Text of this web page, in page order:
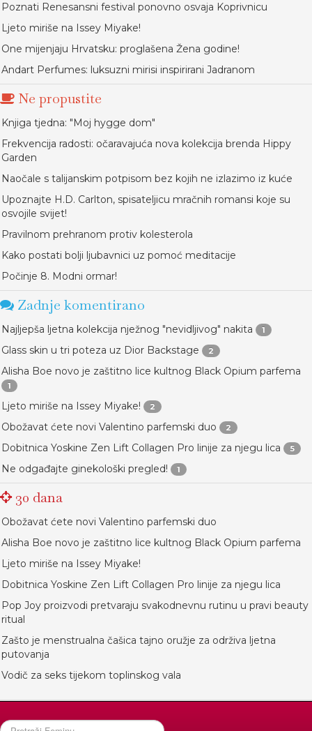
Poznati Renesansni festival ponovno osvaja Koprivnicu
Ljeto miriše na Issey Miyake!
One mijenjaju Hrvatsku: proglašena Žena godine!
Andart Perfumes: luksuzni mirisi inspirirani Jadranom
Ne propustite
Knjiga tjedna: "Moj hygge dom"
Frekvencija radosti: očaravajuća nova kolekcija brenda Hippy
Garden
Naočale s talijanskim potpisom bez kojih ne izlazimo iz kuće
Upoznajte H.D. Carlton, spisateljicu mračnih romansi koje su
osvojile svijet!
Pravilnom prehranom protiv kolesterola
Kako postati bolji ljubavnici uz pomoć meditacije
Počinje 8. Modni ormar!
Zadnje komentirano
Najljepša ljetna kolekcija nježnog "nevidljivog" nakita 1
Glass skin u tri poteza uz Dior Backstage 2
Alisha Boe novo je zaštitno lice kultnog Black Opium parfema
1
Ljeto miriše na Issey Miyake! 2
Obožavat ćete novi Valentino parfemski duo 2
Dobitnica Yoskine Zen Lift Collagen Pro linije za njegu lica 5
Ne odgađajte ginekološki pregled! 1
30 dana
Obožavat ćete novi Valentino parfemski duo
Alisha Boe novo je zaštitno lice kultnog Black Opium parfema
Ljeto miriše na Issey Miyake!
Dobitnica Yoskine Zen Lift Collagen Pro linije za njegu lica
Pop Joy proizvodi pretvaraju svakodnevnu rutinu u pravi beauty
ritual
Zašto je menstrualna čašica tajno oružje za održiva ljetna
putovanja
Vodič za seks tijekom toplinskog vala